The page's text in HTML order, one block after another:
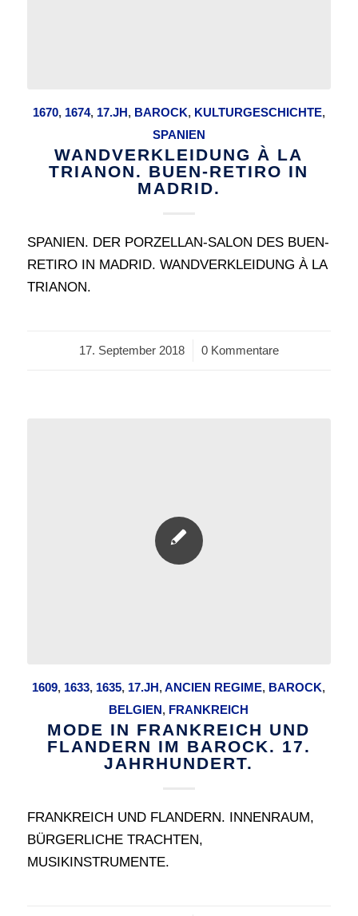
1670, 1674, 17.JH, BAROCK, KULTURGESCHICHTE,
SPANIEN
WANDVERKLEIDUNG À LA
TRIANON. BUEN-RETIRO IN
MADRID.
SPANIEN. DER PORZELLAN-SALON DES BUEN-
RETIRO IN MADRID. WANDVERKLEIDUNG À LA
TRIANON.
17. September 2018
/ 0 Kommentare
1609, 1633, 1635, 17.JH,ANCIEN REGIME, BAROCK,
BELGIEN, FRANKREICH
MODE IN FRANKREICH UND
FLANDERN IM BAROCK. 17.
JAHRHUNDERT.
FRANKREICH UND FLANDERN. INNENRAUM,
BÜRGERLICHE TRACHTEN,
MUSIKINSTRUMENTE.